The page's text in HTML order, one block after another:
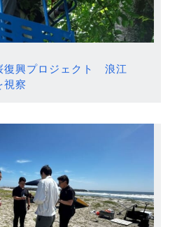
復興プロジェクト 浪江
視察